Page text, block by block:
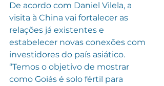
De acordo com Daniel Vilela, a
visita à China vai fortalecer as
relações já existentes e
estabelecer novas conexões com
investidores do país asiático.
“Temos o objetivo de mostrar
como Goiás é solo fértil para